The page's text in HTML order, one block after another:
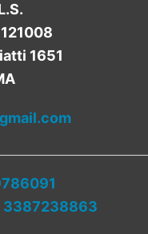
1651
3387238863